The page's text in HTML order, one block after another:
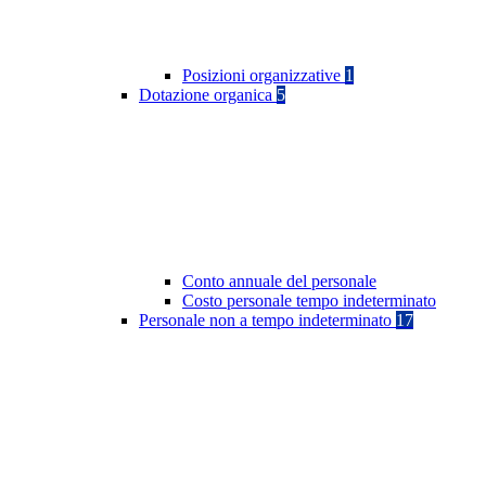
Posizioni organizzative 1
Dotazione organica 5
Conto annuale del personale
Costo personale tempo indeterminato
Personale non a tempo indeterminato 17